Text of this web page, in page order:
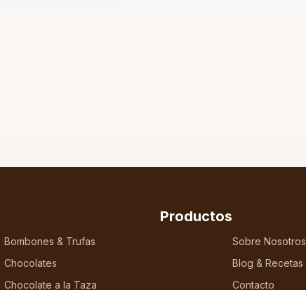
Productos
Bombones & Trufas
Chocolates
Chocolate a la Taza
Sobre Nosotros
Blog & Recetas
Contacto